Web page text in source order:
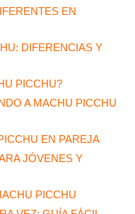
EN
DIFERENCIAS Y
PICCHU?
A MACHU PICCHU
EN PAREJA
JÓVENES Y
PICCHU